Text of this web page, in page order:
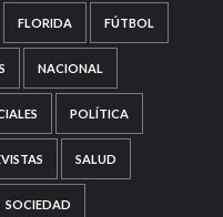
FLORIDA FÚTBOL
NACIONAL
POLÍTICA
SALUD
SOCIEDAD